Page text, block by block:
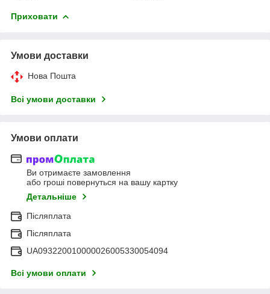
Приховати
Умови доставки
Нова Пошта
Всі умови доставки
Умови оплати
Ви отримаєте замовлення
або гроші повернуться на вашу картку
Детальніше
Післяплата
Післяплата
UA093220010000026005330054094
Всі умови оплати